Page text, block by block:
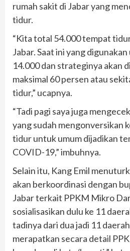
rumah sakit di Jabar yang
tidur.
“Kita total 54.000 tempat
Jabar. Saat ini yang
14.000 dan strateginya akan
maksimal 60 persen atau
tidur,” ucapnya.
“Tadi pagi saya juga
yang sudah mengonversikan
tidur untuk umum dijadikan
COVID-19,” imbuhnya.
Selain itu, Kang Emil
akan berkoordinasi dengan
Jabar terkait PPKM Mikro
sosialisasikan dulu ke 11
tadinya dari dua jadi 11
merapatkan secara detail